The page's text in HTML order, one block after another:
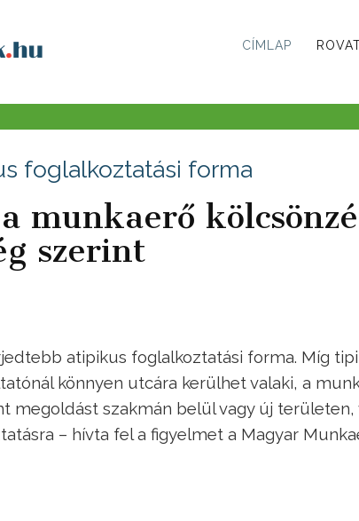
CÍMLAP
foglalkoztatási forma
munkaerő
szerint
atipikus foglalkoztatási forma. Míg
könnyen utcára kerülhet valaki, a
megoldást szakmán belül vagy új területen,
– hívta fel a figyelmet a Magyar